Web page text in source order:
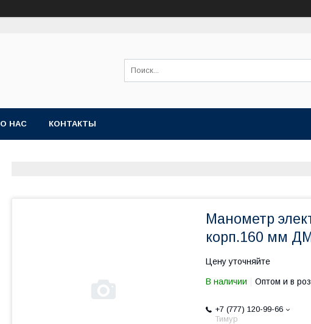
О НАС КОНТАКТЫ
Манометр
корп.160 мм
Цену уточняйте
В наличии Оптом и в
+7 (777) 120-99-66
Тимур